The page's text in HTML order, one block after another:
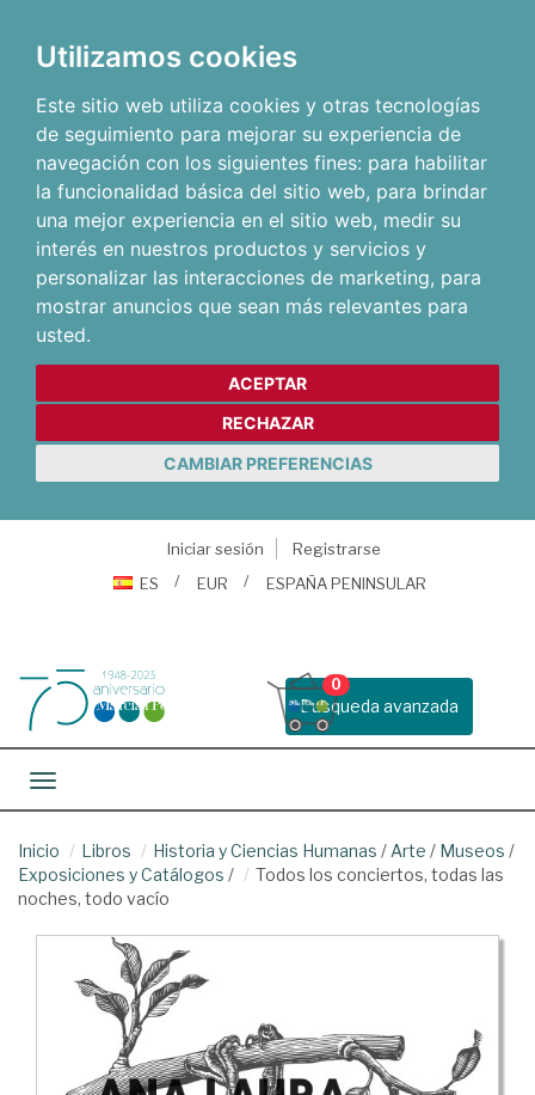
Utilizamos cookies
Este sitio web utiliza cookies y otras tecnologías
de seguimiento para mejorar su experiencia de
navegación con los siguientes fines: para habilitar
la funcionalidad básica del sitio web, para brindar
una mejor experiencia en el sitio web, medir su
interés en nuestros productos y servicios y
personalizar las interacciones de marketing, para
mostrar anuncios que sean más relevantes para
usted.
ACEPTAR
RECHAZAR
CAMBIAR PREFERENCIAS
Iniciar sesión
Registrarse
ES
EUR ESPAÑA PENINSULAR
Busqueda avanzada
0
Toggle navigation
Inicio Libros Historia y Ciencias Humanas / Arte / Museos /
Exposiciones y Catálogos /
Todos los conciertos, todas las
noches, todo vacío